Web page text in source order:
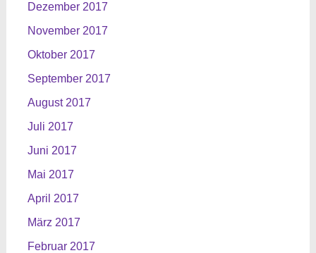
Dezember 2017
November 2017
Oktober 2017
September 2017
August 2017
Juli 2017
Juni 2017
Mai 2017
April 2017
März 2017
Februar 2017